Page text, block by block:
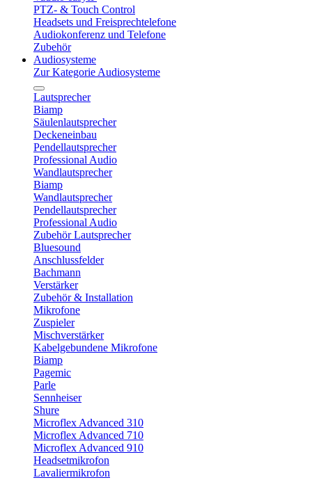
PTZ- & Touch Control
Headsets und Freisprechtelefone
Audiokonferenz und Telefone
Zubehör
Audiosysteme
Zur Kategorie Audiosysteme
Lautsprecher
Biamp
Säulenlautsprecher
Deckeneinbau
Pendellautsprecher
Professional Audio
Wandlautsprecher
Biamp
Wandlautsprecher
Pendellautsprecher
Professional Audio
Zubehör Lautsprecher
Bluesound
Anschlussfelder
Bachmann
Verstärker
Zubehör & Installation
Mikrofone
Zuspieler
Mischverstärker
Kabelgebundene Mikrofone
Biamp
Pagemic
Parle
Sennheiser
Shure
Microflex Advanced 310
Microflex Advanced 710
Microflex Advanced 910
Headsetmikrofon
Lavaliermikrofon